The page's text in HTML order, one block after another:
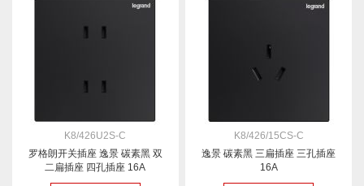
K8/426U2S-C
罗格朗开关插座 逸景 碳素黑 双
二扁插座 四孔插座 16A
K8/426/15CS-C
逸景 碳素黑 三扁插座 三孔插座
16A